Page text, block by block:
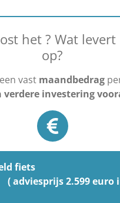
het ? Wat
op?
vast maandbedrag
verdere investering
2.599 euro